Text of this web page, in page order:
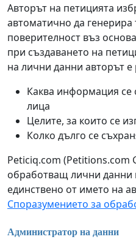
Авторът на петицията
автоматично да генерира
поверителност въз
при създаването на
на лични данни авторът
Каква информация се
лица
Целите, за които се
Колко дълго се
Peticiq.com (Petitions.com
обработващ лични данни
единствено от името на
Споразумението за
Администратор на данни